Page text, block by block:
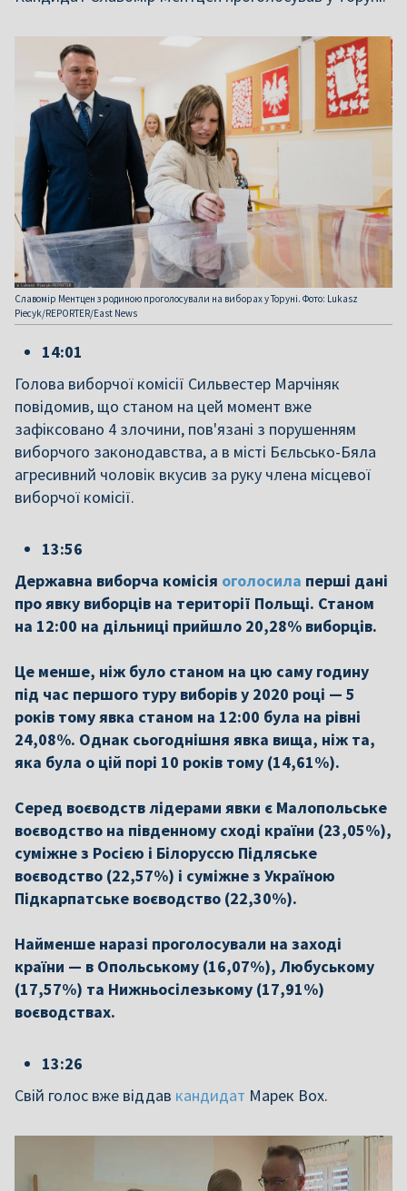
Славомір Ментцен з родиною проголосували на виборах у Торуні. Фото: Lukasz
Piecyk/REPORTER/East News
14:01
Голова виборчої комісії Сильвестер Марчіняк
повідомив, що станом на цей момент вже
зафіксовано 4 злочини, пов'язані з порушенням
виборчого законодавства, а в місті Бєльсько-Бяла
агресивний чоловік вкусив за руку члена місцевої
виборчої комісії.
13:56
Державна виборча комісія оголосила перші дані
про явку виборців на території Польщі. Станом
на 12:00 на дільниці прийшло 20,28% виборців.
Це менше, ніж було станом на цю саму годину
під час першого туру виборів у 2020 році — 5
років тому явка станом на 12:00 була на рівні
24,08%. Однак сьогоднішня явка вища, ніж та,
яка була о цій порі 10 років тому (14,61%).
Серед воєводств лідерами явки є Малопольське
воєводство на південному сході країни (23,05%),
суміжне з Росією і Білоруссю Підляське
воєводство (22,57%) і суміжне з Україною
Підкарпатське воєводство (22,30%).
Найменше наразі проголосували на заході
країни — в Опольському (16,07%), Любуському
(17,57%) та Нижньосілезькому (17,91%)
воєводствах.
13:26
Свій голос вже віддав кандидат Марек Вох.